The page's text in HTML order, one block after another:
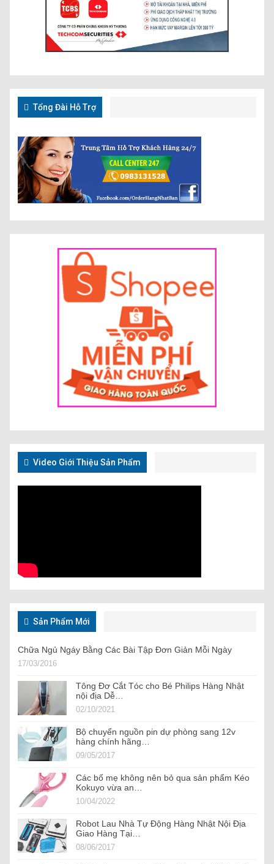
Tổng Đài Hỗ Trợ
Video Giới Thiệu Sản Phẩm
Sản Phẩm Mới
Chữa Ngủ Ngáy Bằng Các Bài Tập Đơn Giản Mỗi Ngày
17/03/2016
Tông Đơ Cắt Tóc cho Bé Philips Hàng Nhật
nội địa Dễ…
02/10/2021
Bộ chuyển nguồn pin dự phòng sang 12v
hàng chính hãng…
09/05/2017
Các bố mẹ không nên bỏ qua sản phẩm Kéo
Kokuyo vừa an…
10/04/2022
Robot Lau Nhà Tự Động Hàng Nhật Nội Địa
Giao Hàng Tại…
08/06/2017